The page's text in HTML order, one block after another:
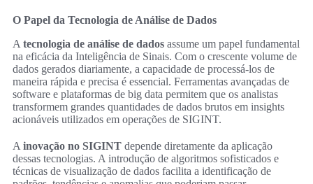
O Papel da Tecnologia de Análise de Dados
A tecnologia de análise de dados assume um papel fundamental
na eficácia da Inteligência de Sinais. Com o crescente volume de
dados gerados diariamente, a capacidade de processá-los de
maneira rápida e precisa é essencial. Ferramentas avançadas de
software e plataformas de big data permitem que os analistas
transformem grandes quantidades de dados brutos em insights
acionáveis utilizados em operações de SIGINT.
A inovação no SIGINT depende diretamente da aplicação
dessas tecnologias. A introdução de algoritmos sofisticados e
técnicas de visualização de dados facilita a identificação de